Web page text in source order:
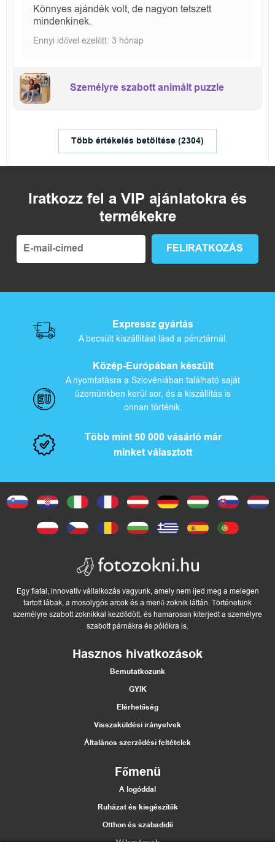
Könnyes ajándék volt, de nagyon tetszett
mindenkinek.
Ennyi idővel ezelőtt: 3 hónap
Személyre szabott animált puzzle
Több értékelés betöltése (2304)
Iratkozz fel a VIP ajánlatokra és
termékekre
Expressz gyártás
A becsült kiszállítást lásd a pénztárnál.
Közép-Európában készült
A nyomtatásra a Szlovéniában található saját
üzemünkben kerül sor, és a kiszállítás is
onnan történik.
Több mint 50 000 vásárló már
minket választott
Egy fiatal, innovatív vállalkozás vagyunk, amely nem ijed meg a melegen
tartott lábak, a mosolygós arcok és a menő zoknik láttán. Történetünk
személyre szabott zoknikkal kezdődött, és hamarosan kiterjedt a személyre
szabott párnákra és pólókra is.
Hasznos hivatkozások
Bemutatkozunk
GYIK
Elérhetőség
Visszaküldési irányelvek
Általános szerződési feltételek
Főmenü
A logóddal
Ruházat és kiegészítők
Otthon és szabadidő